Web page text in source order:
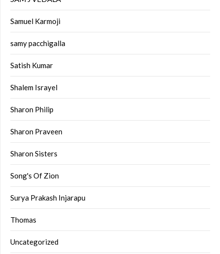
Samuel Karmoji
samy pacchigalla
Satish Kumar
Shalem Israyel
Sharon Philip
Sharon Praveen
Sharon Sisters
Song's Of Zion
Surya Prakash Injarapu
Thomas
Uncategorized